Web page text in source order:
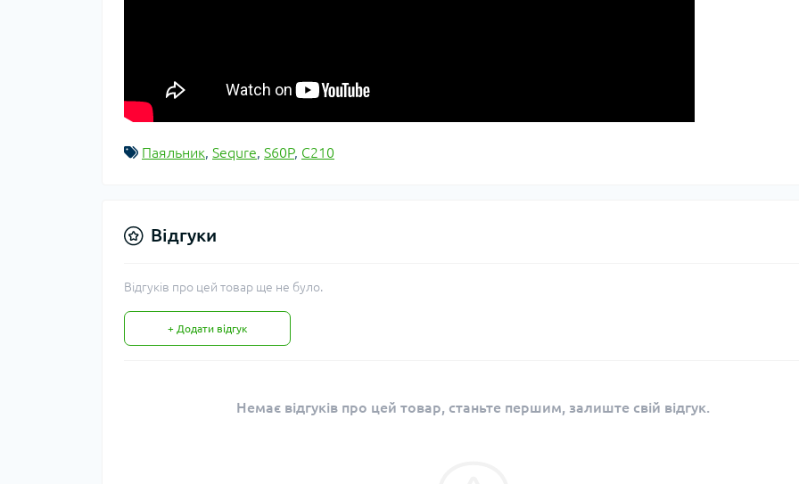
Паяльник, Sequre, S60P, C210
Відгуки
Відгуків про цей товар ще не було.
+ Додати відгук
Немає відгуків про цей товар, станьте першим, залиште свій відгук.